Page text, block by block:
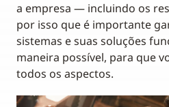
a empresa — incluindo os
por isso que é importante
sistemas e suas soluções
maneira possível, para que
todos os aspectos.